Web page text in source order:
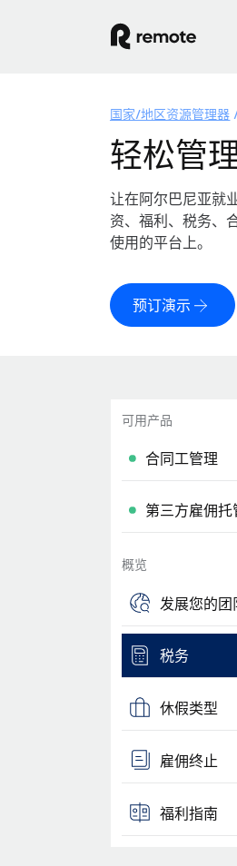
国家/地区资源管理器
轻松管
让在阿尔巴尼亚就
资、福利、税务、
使用的平台上。
预订演示
可用产品
合同工管理
第三方雇佣托
概览
发展您的团
税务
休假类型
雇佣终止
福利指南